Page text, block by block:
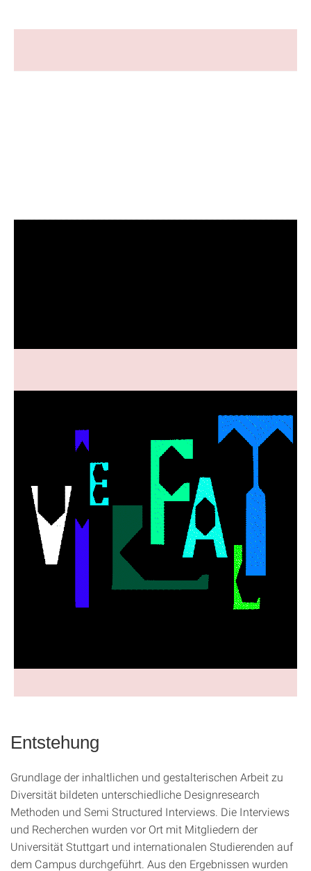
Entstehung
Grundlage der inhaltlichen und gestalterischen Arbeit zu
Diversität bildeten unterschiedliche Designresearch
Methoden und Semi Structured Interviews. Die Interviews
und Recherchen wurden vor Ort mit Mitgliedern der
Universität Stuttgart und internationalen Studierenden auf
dem Campus durchgeführt. Aus den Ergebnissen wurden